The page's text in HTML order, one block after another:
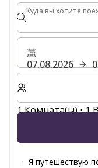
Куда вы хотите
Куда вы хотите
07.08.2026
Выберите
1 Комната(ы) ⋅ 1
Я путешествую